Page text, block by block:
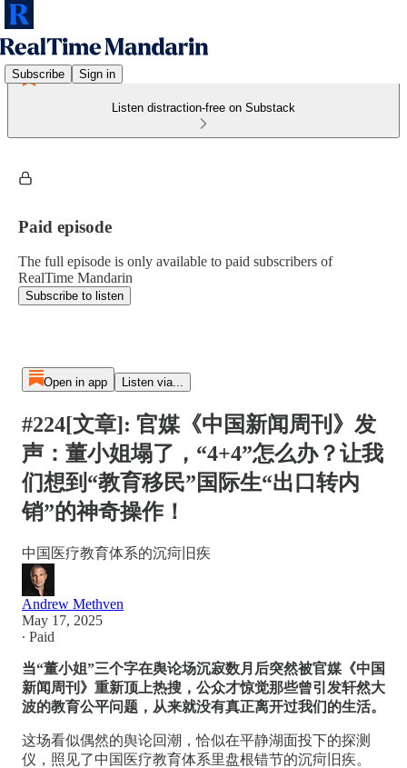
Subscribe Sign in
Listen distraction-free on Substack
Paid episode
The full episode is only available to paid subscribers of
RealTime Mandarin
Subscribe to listen
Open in app Listen via...
#224[文章]: 官媒《中国新闻周刊》发
声：董小姐塌了，“4+4”怎么办？让我
们想到“教育移民”国际生“出口转内
销”的神奇操作！
中国医疗教育体系的沉疴旧疾
Andrew Methven
May 17, 2025
∙ Paid
当“董小姐”三个字在舆论场沉寂数月后突然被官媒《中国
新闻周刊》重新顶上热搜，公众才惊觉那些曾引发轩然大
波的教育公平问题，从来就没有真正离开过我们的生活。
这场看似偶然的舆论回潮，恰似在平静湖面投下的探测
仪，照见了中国医疗教育体系里盘根错节的沉疴旧疾。